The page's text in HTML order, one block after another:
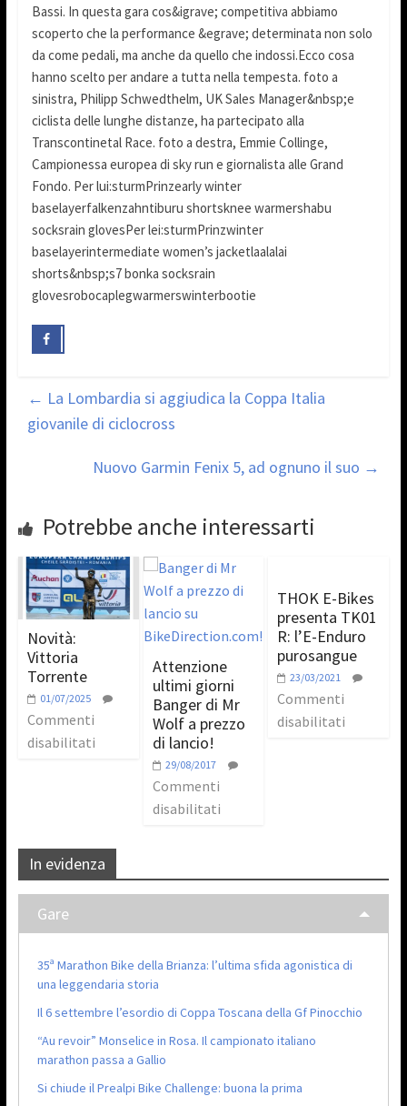
Bassi. In questa gara cos&igrave; competitiva abbiamo
scoperto che la performance &egrave; determinata non solo
da come pedali, ma anche da quello che indossi.Ecco cosa
hanno scelto per andare a tutta nella tempesta. foto a
sinistra, Philipp Schwedthelm, UK Sales Manager&nbsp;e
ciclista delle lunghe distanze, ha partecipato alla
Transcontinetal Race. foto a destra, Emmie Collinge,
Campionessa europea di sky run e giornalista alle Grand
Fondo. Per lui:sturmPrinzearly winter
baselayerfalkenzahntiburu shortsknee warmershabu
socksrain glovesPer lei:sturmPrinzwinter
baselayerintermediate women’s jacketlaalalai
shorts&nbsp;s7 bonka socksrain
glovesrobocaplegwarmerswinterbootie
← La Lombardia si aggiudica la Coppa Italia
giovanile di ciclocross
Nuovo Garmin Fenix 5, ad ognuno il suo →
Potrebbe anche interessarti
Novità:
Vittoria
Torrente
01/07/2025
Commenti
disabilitati
Attenzione
ultimi giorni
Banger di Mr
Wolf a prezzo
di lancio!
29/08/2017
Commenti
disabilitati
THOK E-Bikes
presenta TK01
R: l’E-Enduro
purosangue
23/03/2021
Commenti
disabilitati
In evidenza
Gare
35ª Marathon Bike della Brianza: l’ultima sfida agonistica di
una leggendaria storia
Il 6 settembre l’esordio di Coppa Toscana della Gf Pinocchio
“Au revoir” Monselice in Rosa. Il campionato italiano
marathon passa a Gallio
Si chiude il Prealpi Bike Challenge: buona la prima